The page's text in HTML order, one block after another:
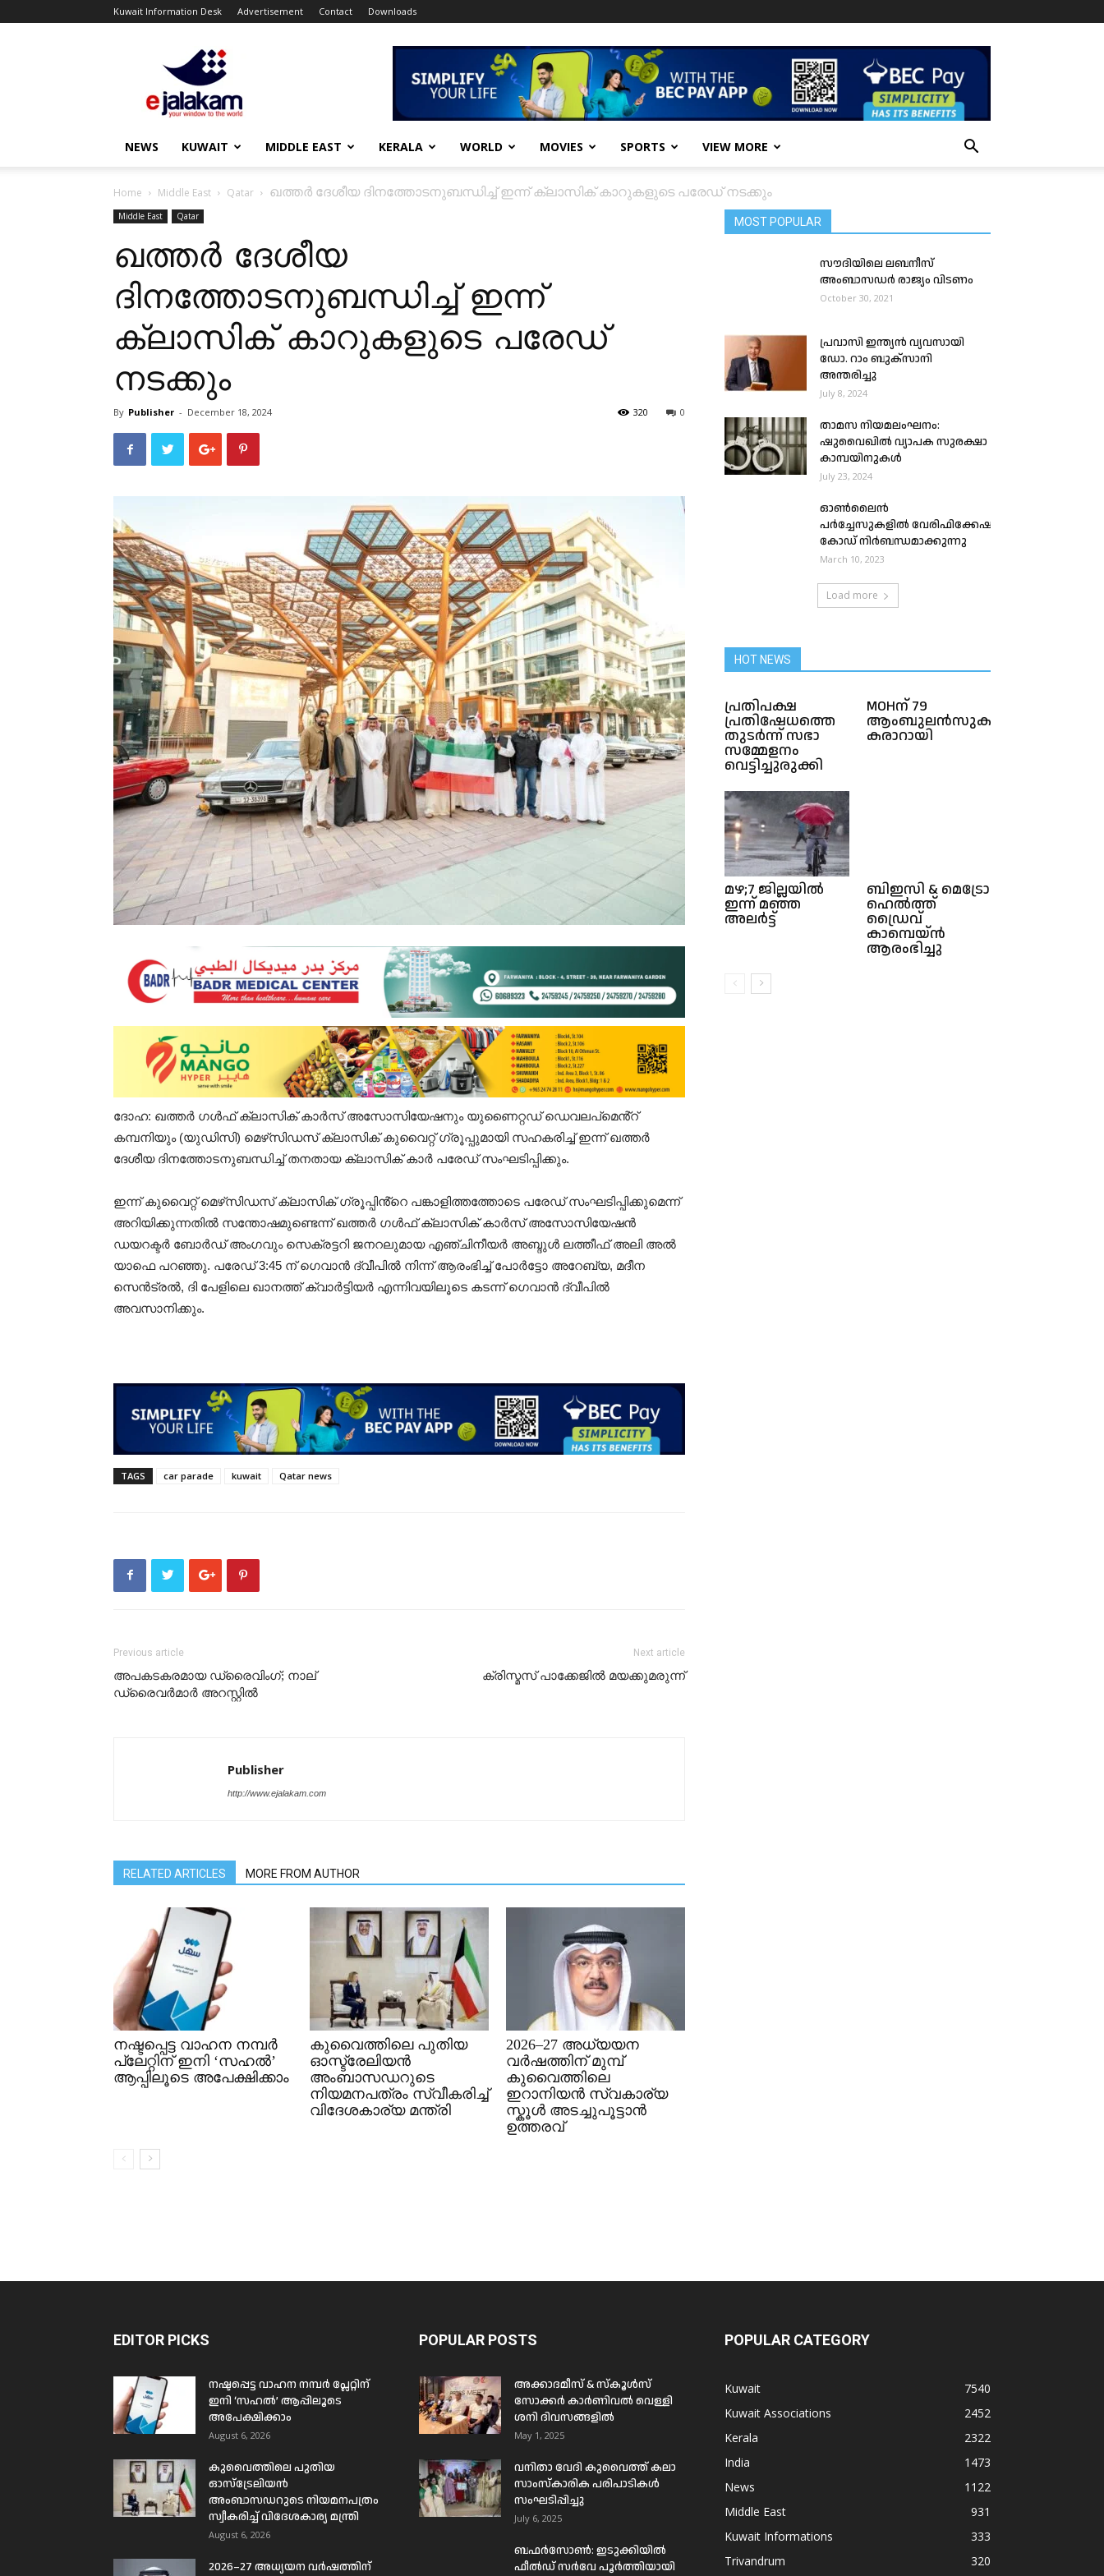
Kuwait Information Desk Advertisement Contact Downloads
ejalakam
NEWS KUWAIT MIDDLE EAST KERALA WORLD MOVIES SPORTS VIEW MORE
Home Middle East Qatar ഖത്തർ ദേശീയ ദിനത്തോടനുബന്ധിച്ച് ഇന്ന് ക്ലാസിക് കാറുകളുടെ പരേഡ് നടക്കും
Middle East Qatar
ഖത്തർ ദേശീയ
ദിനത്തോടനുബന്ധിച്ച് ഇന്ന്
ക്ലാസിക് കാറുകളുടെ പരേഡ്
നടക്കും
By Publisher - December 18, 2024 0
320
ദോഹ: ഖത്തർ ഗൾഫ് ക്ലാസിക് കാർസ് അസോസിയേഷനും യുണൈറ്റഡ് ഡെവലപ്‌മെൻ്റ്
കമ്പനിയും (യുഡിസി) മെഴ്‌സിഡസ് ക്ലാസിക് കുവൈറ്റ് ഗ്രൂപ്പുമായി സഹകരിച്ച് ഇന്ന് ഖത്തർ
ദേശീയ ദിനത്തോടനുബന്ധിച്ച് തനതായ ക്ലാസിക് കാർ പരേഡ് സംഘടിപ്പിക്കും.
ഇന്ന് കുവൈറ്റ് മെഴ്‌സിഡസ് ക്ലാസിക് ഗ്രൂപ്പിൻ്റെ പങ്കാളിത്തത്തോടെ പരേഡ് സംഘടിപ്പിക്കുമെന്ന്
അറിയിക്കുന്നതിൽ സന്തോഷമുണ്ടെന്ന് ഖത്തർ ഗൾഫ് ക്ലാസിക് കാർസ് അസോസിയേഷൻ
ഡയറക്ടർ ബോർഡ് അംഗവും സെക്രട്ടറി ജനറലുമായ എഞ്ചിനീയർ അബ്ദുൾ ലത്തീഫ് അലി അൽ
യാഫെ പറഞ്ഞു. പരേഡ് 3:45 ന് ഗെവാൻ ദ്വീപിൽ നിന്ന് ആരംഭിച്ച് പോർട്ടോ അറേബ്യ, മദീന
സെൻട്രൽ, ദി പേളിലെ ഖാനത്ത് ക്വാർട്ടിയർ എന്നിവയിലൂടെ കടന്ന് ഗെവാൻ ദ്വീപിൽ
അവസാനിക്കും.
TAGS car parade kuwait Qatar news
Previous article
അപകടകരമായ ഡ്രൈവിംഗ്; നാല്
ഡ്രൈവർമാർ അറസ്റ്റിൽ
Next article
ക്രിസ്മസ് പാക്കേജിൽ മയക്കുമരുന്ന്
Publisher
http://www.ejalakam.com
RELATED ARTICLES MORE FROM AUTHOR
നഷ്ടപ്പെട്ട വാഹന നമ്പർ
പ്ലേറ്റിന് ഇനി ‘സഹൽ’
ആപ്പിലൂടെ അപേക്ഷിക്കാം
കുവൈത്തിലെ പുതിയ
ഓസ്ട്രേലിയൻ
അംബാസഡറുടെ
നിയമനപത്രം സ്വീകരിച്ച്
വിദേശകാര്യ മന്ത്രി
2026–27 അധ്യയന
വർഷത്തിന് മുമ്പ്
കുവൈത്തിലെ
ഇറാനിയൻ സ്വകാര്യ
സ്കൂൾ അടച്ചുപൂട്ടാൻ
ഉത്തരവ്
MOST POPULAR
സൗദിയിലെ ലബനീസ്
അംബാസഡർ രാജ്യം വിടണം
October 30, 2021
പ്രവാസി ഇന്ത്യൻ വ്യവസായി
ഡോ. റാം ബുക്സാനി
അന്തരിച്ചു
July 8, 2024
താമസ നിയമലംഘനം:
ഷുവൈഖിൽ വ്യാപക സുരക്ഷാ
കാമ്പയിനുകൾ
July 23, 2024
ഓൺലൈൻ
പർച്ചേസുകളിൽ വേരിഫിക്കേഷൻ
കോഡ് നിർബന്ധമാക്കുന്നു
March 10, 2023
Load more
HOT NEWS
പ്രതിപക്ഷ
പ്രതിഷേധത്തെ
തുടര്‍ന്ന് സഭാ
സമ്മേളനം
വെട്ടിച്ചുരുക്കി
MOHന് 79
ആംബുലൻസുകൾക്കുള്ള
കരാറായി
മഴ;7 ജില്ലയിൽ
ഇന്ന് മഞ്ഞ
അലർട്ട്
EDITOR PICKS
നഷ്ടപ്പെട്ട വാഹന നമ്പർ പ്ലേറ്റിന്
ഇനി ‘സഹൽ’ ആപ്പിലൂടെ
അപേക്ഷിക്കാം
August 6, 2026
കുവൈത്തിലെ പുതിയ
ഓസ്ട്രേലിയൻ
അംബാസഡറുടെ നിയമനപത്രം
സ്വീകരിച്ച് വിദേശകാര്യ മന്ത്രി
August 6, 2026
2026–27 അധ്യയന വർഷത്തിന്
POPULAR POSTS
അക്കാദമീസ് & സ്കൂൾസ്
സോക്കർ കാർണിവൽ വെള്ളി
ശനി ദിവസങ്ങളിൽ
May 1, 2025
വനിതാ വേദി കുവൈത്ത് കലാ
സാംസ്കാരിക പരിപാടികൾ
സംഘടിപ്പിച്ചു
July 6, 2025
ബഫര്‍സോണ്‍: ഇടുക്കിയില്‍
ഫീല്‍ഡ് സര്‍വേ പൂര്‍ത്തിയായി
POPULAR CATEGORY
Kuwait
7540
Kuwait Associations
2452
Kerala
2322
India
1473
News
1122
Middle East
931
Kuwait Informations
333
Trivandrum
320